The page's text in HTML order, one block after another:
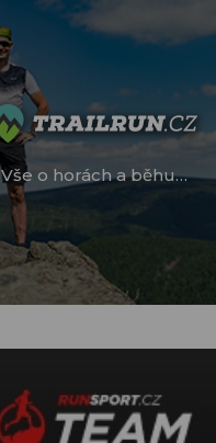
Vše o horách a běhu…